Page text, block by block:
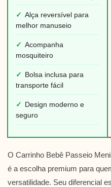
✓ Alça reversível para
melhor manuseio
✓ Acompanha
mosquiteiro
✓
Bolsa inclusa para
transporte fácil
✓
Design moderno e
seguro
O Carrinho Bebê Passeio
é a escolha premium para
versatilidade. Seu diferencial